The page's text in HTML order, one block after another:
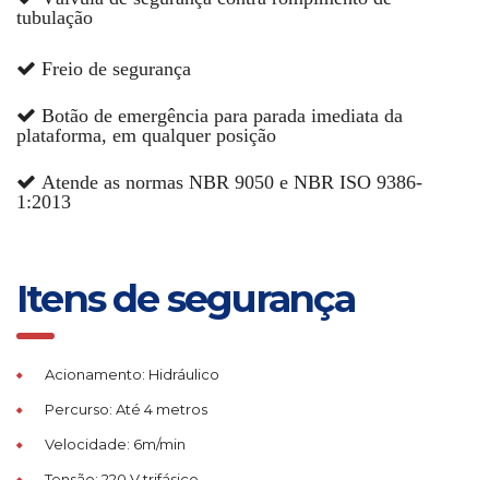
tubulação
Freio de segurança
Botão de emergência para parada imediata da
plataforma, em qualquer posição
Atende as normas NBR 9050 e NBR ISO 9386-
1:2013
Itens de segurança
Acionamento: Hidráulico
Percurso: Até 4 metros
Velocidade: 6m/min